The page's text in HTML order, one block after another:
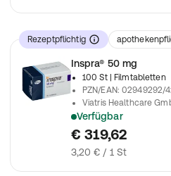
Rezeptpflichtig
Inspra® 50 mg
100 St
| Filmtabletten
PZN/EAN:02949292/
Viatris Healthcare
Verfügbar
verschreibungspflichtiges
€ 319,62
3,20 € / 1 St